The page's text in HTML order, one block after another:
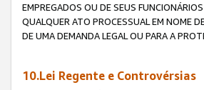
EMPREGADOS OU DE SEUS
QUALQUER ATO PROCESSUAL EM NOME
DE UMA DEMANDA LEGAL OU PARA A
10.Lei Regente e Controvérsias